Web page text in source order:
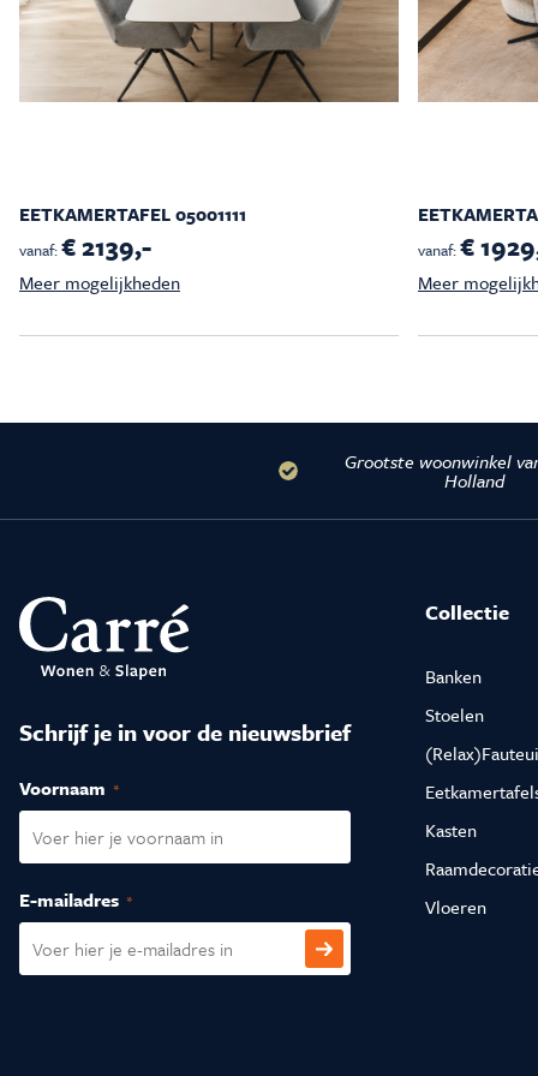
EETKAMERTAFEL 05001111
vanaf:€ 2139,-
Meer mogelijkheden
vanaf:€
Meer
Grootste woonwinkel
Holland
Schrijf je in voor de nieuwsbrief
Voornaam (Vereist)
E-mailadres (Vereist)
Collectie
Banken
Stoelen
Kasten
Vloeren